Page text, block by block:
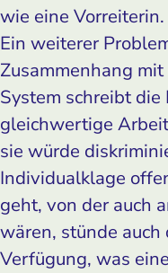
wie eine Vorreiterin.
Ein weiterer
Zusammenhang
System schreibt
gleichwertige
sie würde
Individualklage
geht, von der auch
wären, stünde
Verfügung, was